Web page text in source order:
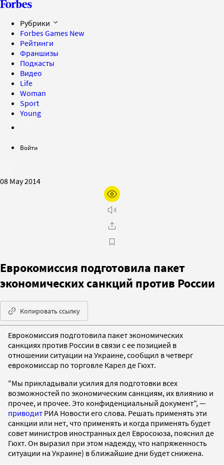
Рубрики
Forbes Games New
Рейтинги
Франшизы
Подкасты
Видео
Life
Woman
Sport
Young
Войти
08 May 2014
Еврокомиссия подготовила пакет
экономических санкций против России
Копировать ссылку
Еврокомиссия подготовила пакет экономических
санкциях против России в связи с ее позицией в
отношении ситуации на Украине, сообщил в четверг
еврокомиссар по торговле Карел де Гюхт.
"Мы прикладывали усилия для подготовки всех
возможностей по экономическим санкциям, их влиянию и
прочее, и прочее. Это конфиденциальный документ", —
приводит РИА Новости его слова. Решать применять эти
санкции или нет, что применять и когда применять будет
совет министров иностранных дел Евросоюза, пояснил де
Гюхт. Он выразил при этом надежду, что напряженность
ситуации на Украине) в ближайшие дни будет снижена.